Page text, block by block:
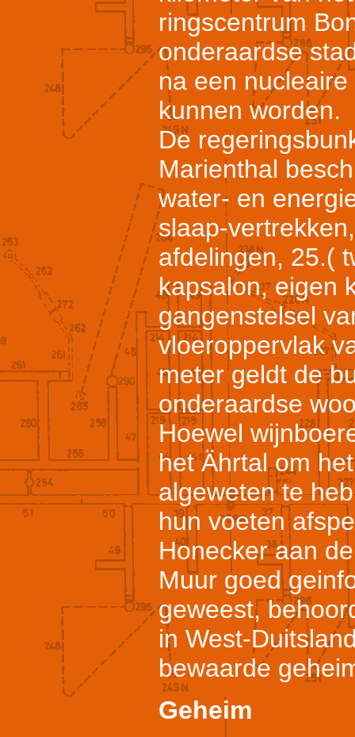
ringscentrum
onderaardse
na een
kunnen worden.
De
Marienthal
water- en
slaap-
afdelingen, 25.(
kapsalon, eigen
gangenstelsel
vloeroppervlak
meter geldt de
onderaardse
Hoewel
het Ährtal om
algeweten te
hun voeten
Honecker aan
Muur goed
geweest,
in West-
bewaarde
Geheim